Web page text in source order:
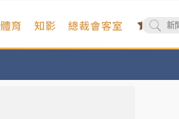
體育 知影 總裁會客室